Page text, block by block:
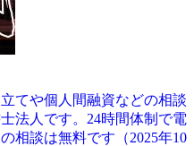
てや個人間融資などの相談
法人です。24時間体制で電
相談は無料です（2025年10